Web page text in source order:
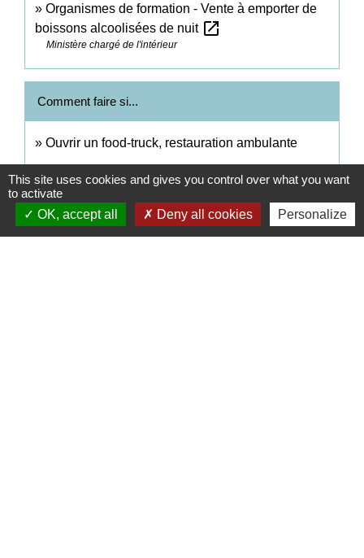
Organismes de formation - Vente à emporter de
boissons alcoolisées de nuit open_in_new
Ministère chargé de l'intérieur
Comment faire si...
Ouvrir un food-truck, restauration ambulante
This site uses cookies and gives you control over what you want
to activate
OK, accept all
Deny all cookies Personalize